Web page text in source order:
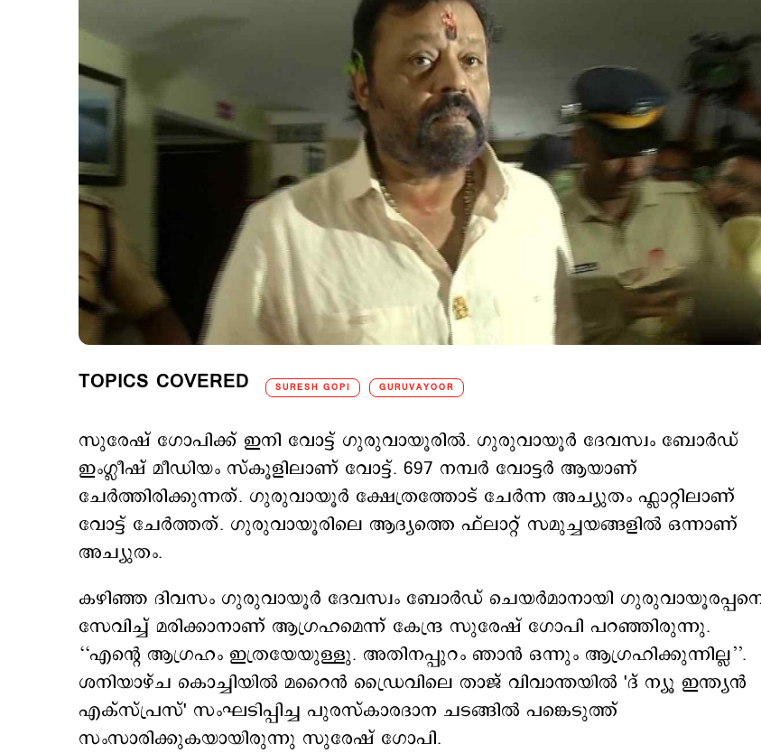
TOPICS COVERED SURESH GOPI GURUVAYOOR
സുരേഷ് ഗോപിക്ക് ഇനി വോട്ട് ഗുരുവായൂരിൽ. ഗുരുവായൂർ ദേവസ്വം ബോർഡ്
ഇംഗ്ലീഷ് മീഡിയം സ്‌കൂളിലാണ് വോട്ട്. 697 നമ്പർ വോട്ടർ ആയാണ്
ചേർത്തിരിക്കുന്നത്. ഗുരുവായൂർ ക്ഷേത്രത്തോട് ചേർന്ന അച്യുതം ഫ്ലാറ്റിലാണ്
വോട്ട് ചേർത്തത്. ഗുരുവായൂരിലെ ആദ്യത്തെ ഫ്‌ലാറ്റ് സമുച്ചയങ്ങളിൽ ഒന്നാണ്
അച്യുതം.
കഴിഞ്ഞ ദിവസം ഗുരുവായൂർ ദേവസ്വം ബോർഡ് ചെയർമാനായി
സേവിച്ച് മരിക്കാനാണ് ആഗ്രഹമെന്ന് കേന്ദ്ര സുരേഷ് ഗോപി പറഞ്ഞിരുന്നു.
‘‘എന്റെ ആഗ്രഹം ഇത്രയേയുള്ളു. അതിനപ്പുറം ഞാൻ ഒന്നും ആഗ്രഹിക്കുന്നില്ല’’.
ശനിയാഴ്ച കൊച്ചിയിൽ മറൈൻ ഡ്രൈവിലെ താജ് വിവാന്തയിൽ 'ദ് ന്യൂ ഇന്ത്യൻ
എക്സ്പ്രസ്' സംഘടിപ്പിച്ച പുരസ്‌കാരദാന ചടങ്ങിൽ പങ്കെടുത്ത്
സംസാരിക്കുകയായിരുന്നു സുരേഷ് ഗോപി.